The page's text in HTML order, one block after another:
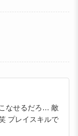
なせるだろ… 敵
プレイスキルで